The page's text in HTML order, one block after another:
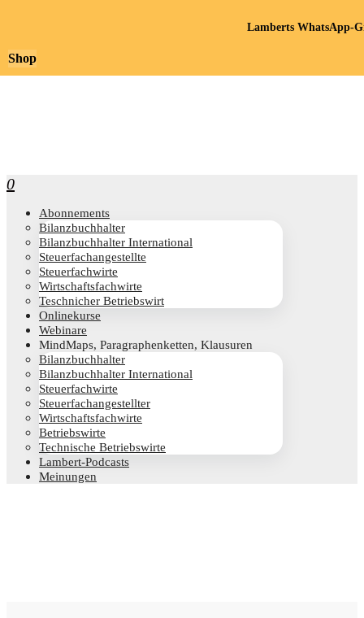
0
Abon­ne­ments
Bilanz­buch­hal­ter
Bilanz­buch­hal­ter International
Steu­er­fach­an­ge­stell­te
Steu­er­fach­wir­te
Wirt­schafts­fach­wir­te
Teschni­cher Betriebswirt
Online­kur­se
Web­i­na­re
Mind­Maps, Para­gra­phen­ket­ten, Klausuren
Bilanz­buch­hal­ter
Bilanz­buch­hal­ter International
Steu­er­fach­wir­te
Steu­er­fach­an­ge­stell­ter
Wirt­schafts­fach­wir­te
Betriebs­wir­te
Tech­ni­sche Betriebswirte
Lam­­bert-Pod­­casts
Mei­nun­gen
Shop
Lamberts WhatsApp-